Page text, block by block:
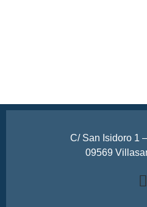
C/ San Isidoro 1
09569